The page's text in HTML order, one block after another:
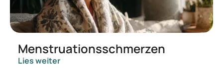
Menstruationsschmerzen
Lies weiter